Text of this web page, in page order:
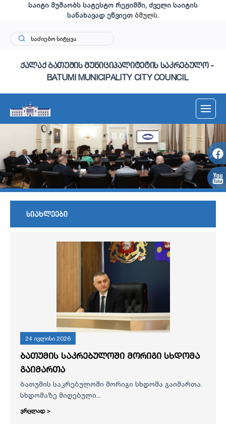
საიტი მუშაობს სატესტო რეჟიმში, ძველი საიტის
სანახავად ეწვიეთ ბმულს.
ქალაქ ბათუმის მუნიციპალიტეტის საკრებულო -
BATUMI MUNICIPALITY CITY COUNCIL
სიახლეები
24 ივლისი 2026
ბათუმის საკრებულოში მორიგი სხდომა
გაიმართა
ბათუმის საკრებულოში მორიგი სხდომა გაიმართა.
სხდომაზე მიღებული...
ვრცლად >